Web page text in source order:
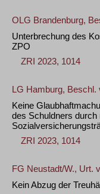
OLG Brandenburg,
Unterbrechung des
ZPO
ZRI 2023, 1014
LG Hamburg, Beschl.
Keine
des Schuldners
ZRI 2023, 1014
FG Neustadt/W., Urt.
Kein Abzug der